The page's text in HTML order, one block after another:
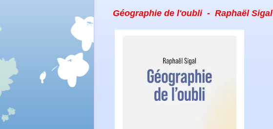
Géographie de l'oubli - Raphaël Sigal